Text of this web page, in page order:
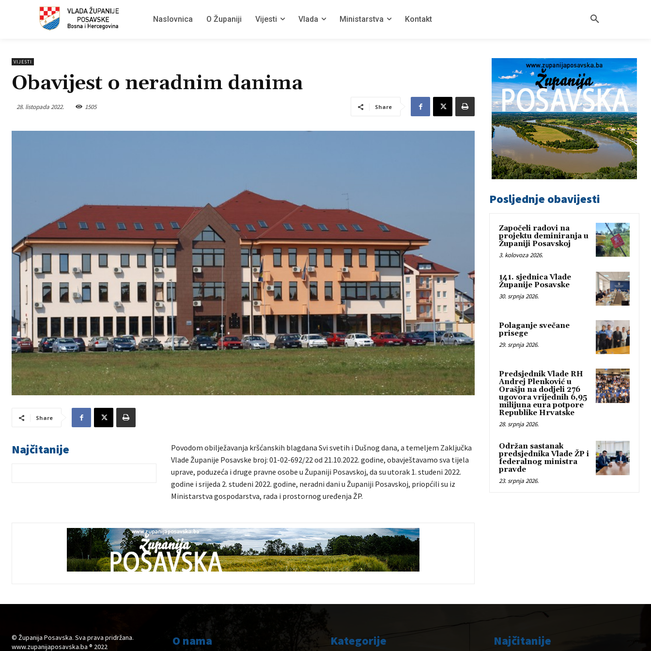
Naslovnica O Županiji Vijesti Vlada Ministarstva Kontakt
VIJESTI
Obavijest o neradnim danima
28. listopada 2022. 1505 Share
Share
Najčitanije
Povodom obilježavanja kršćanskih blagdana Svi svetih i Dušnog dana, a temeljem Zaključka
Vlade Županije Posavske broj: 01-02-692/22 od 21.10.2022. godine, obavještavamo sva tijela
uprave, poduzeća i druge pravne osobe u Županiji Posavskoj, da su utorak 1. studeni 2022.
godine i srijeda 2. studeni 2022. godine, neradni dani u Županiji Posavskoj, priopćili su iz
Ministarstva gospodarstva, rada i prostornog uređenja ŽP.
Posljednje obavijesti
Započeli radovi na
projektu deminiranja u
Županiji Posavskoj
3. kolovoza 2026.
141. sjednica Vlade
Županije Posavske
30. srpnja 2026.
Polaganje svečane
prisege
29. srpnja 2026.
Predsjednik Vlade RH
Andrej Plenković u
Orašju na dodjeli 276
ugovora vrijednih 6,95
milijuna eura potpore
Republike Hrvatske
28. srpnja 2026.
Održan sastanak
predsjednika Vlade ŽP i
federalnog ministra
pravde
23. srpnja 2026.
© Županija Posavska. Sva prava pridržana.
www.zupanijaposavska.ba ® 2022
O nama Kategorije Najčitanije